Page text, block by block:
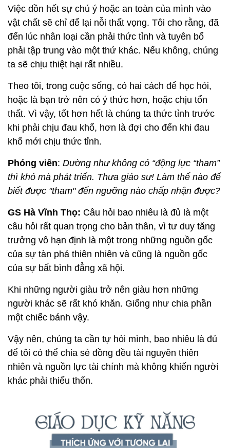
Việc dồn hết sự chú ý hoặc an toàn của mình vào
vật chất sẽ chỉ để lại nỗi thất vọng. Tôi cho rằng, đã
đến lúc nhân loại cần phải thức tỉnh và tuyên bố
phải tập trung vào một thứ khác. Nếu không, chúng
ta sẽ chịu thiệt hại rất nhiều.
Theo tôi, trong cuộc sống, có hai cách để học hỏi,
hoặc là bạn trở nên có ý thức hơn, hoặc chịu tổn
thất. Vì vậy, tốt hơn hết là chúng ta thức tỉnh trước
khi phải chịu đau khổ, hơn là đợi cho đến khi đau
khổ mới chịu thức tỉnh.
Phóng viên: Dường như không có “động lực “tham”
thì khó mà phát triển. Thưa giáo sư! Làm thế nào để
biết được "tham" đến ngưỡng nào chấp nhận được?
GS Hà Vĩnh Thọ: Câu hỏi bao nhiêu là đủ là một
câu hỏi rất quan trọng cho bản thân, vì tư duy tăng
trưởng vô hạn định là một trong những nguồn gốc
của sự tàn phá thiên nhiên và cũng là nguồn gốc
của sự bất bình đẳng xã hội.
Khi những người giàu trở nên giàu hơn những
người khác sẽ rất khó khăn. Giống như chia phần
một chiếc bánh vậy.
Vậy nên, chúng ta cần tự hỏi mình, bao nhiêu là đủ
để tôi có thể chia sẻ đồng đều tài nguyên thiên
nhiên và nguồn lực tài chính mà không khiến người
khác phải thiếu thốn.